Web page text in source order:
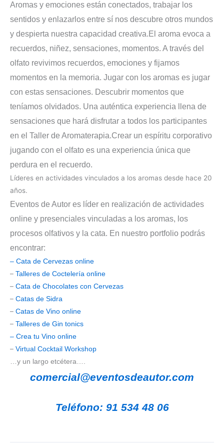
Aromas y emociones están conectados, trabajar los
sentidos y enlazarlos entre sí nos descubre otros mundos
y despierta nuestra capacidad creativa. El aroma evoca a
recuerdos, niñez, sensaciones, momentos. A través del
olfato revivimos recuerdos, emociones y fijamos
momentos en la memoria. Jugar con los aromas es jugar
con estas sensaciones. Descubrir momentos que
teníamos olvidados. Una auténtica experiencia llena de
sensaciones que hará disfrutar a todos los participantes
en el Taller de Aromaterapia.Crear un espíritu corporativo
jugando con el olfato es una experiencia única que
perdura en el recuerdo.
Líderes en actividades vinculados a los aromas desde hace 20
años.
Eventos de Autor es líder en realización de actividades
online y presenciales vinculadas a los aromas, los
procesos olfativos y la cata. En nuestro portfolio podrás
encontrar:
– Cata de Cervezas online
– Talleres de Coctelería online
– Cata de Chocolates con Cervezas
– Catas de Sidra
– Catas de Vino online
– Talleres de Gin tonics
– Crea tu Vino online
– Virtual Cocktail Workshop
…y un largo etcétera….
comercial@eventosdeautor.com
Teléfono: 91 534 48 06